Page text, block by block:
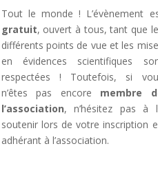
Tout le monde ! L’évènement
gratuit, ouvert à tous, tant que
différents points de vue et les
en évidences scientifiques
respectées ! Toutefois, si
n’êtes pas encore membre
l’association, n’hésitez pas à
soutenir lors de votre inscription
adhérant à l’association.